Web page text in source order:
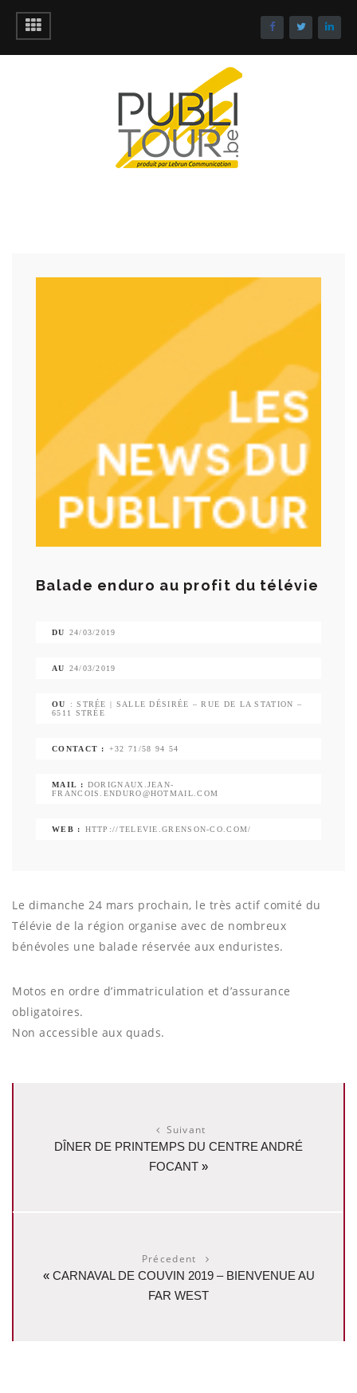
Balade enduro au profit du télévie
DU 24/03/2019
AU 24/03/2019
OU
: STRÉE | SALLE DÉSIRÉE – RUE DE LA STATION –
6511 STRÉE
CONTACT : +32 71/58 94 54
MAIL : DORIGNAUX.JEAN-
FRANCOIS.ENDURO@HOTMAIL.COM
WEB : HTTP://TELEVIE.GRENSON-CO.COM/
Le dimanche 24 mars prochain, le très actif comité du
Télévie de la région organise avec de nombreux
bénévoles une balade réservée aux enduristes.
Motos en ordre d’immatriculation et d’assurance
obligatoires.
Non accessible aux quads.
Suivant
DÎNER DE PRINTEMPS DU CENTRE ANDRÉ
FOCANT »
Précedent
« CARNAVAL DE COUVIN 2019 – BIENVENUE AU
FAR WEST